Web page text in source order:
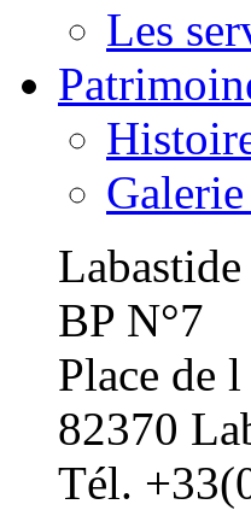
Les
BP N°7
Place de
82370
Tél.